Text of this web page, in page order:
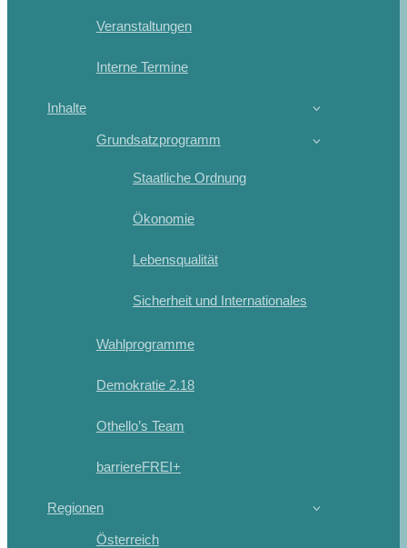
Veranstaltungen
Interne Termine
Inhalte
Grundsatzprogramm
Staatliche Ordnung
Ökonomie
Lebensqualität
Sicherheit und Internationales
Wahlprogramme
Demokratie 2.18
Othello’s Team
barriereFREI+
Regionen
Österreich